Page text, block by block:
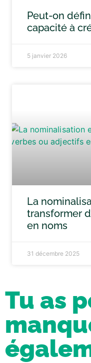
Peut-on
capacité à
5 janvier 2026
La
transformer
en noms
31 décembre 2025
Tu as